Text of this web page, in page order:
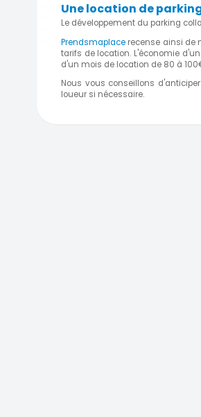
Une location de
Le développement du parking
Prendsmaplace recense ainsi de
tarifs de location. L'économie
d'un mois de location de 80 à
Nous vous conseillons
loueur si nécessaire.